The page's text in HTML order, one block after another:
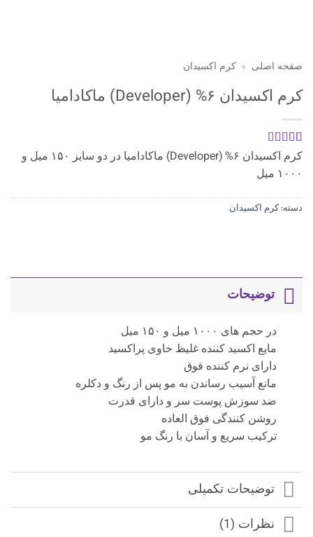
صفحه اصلی » کرم اکسیدان
کرم اکسیدان ۶% (Developer) ماکادامیا
امتیازدهی5
از 5 در
1
امتیازدهی
کرم اکسیدان ۶% (Developer) ماکادامیا در دو سایز ۱۵۰ میل و
۱۰۰۰ میل
دسته:کرم اکسیدان
توضیحات
در حجم های ۱۰۰۰ میل و ۱۵۰ میل
مایع اکسید کننده غلیظ حاوی پراکسید
دارای نرم کننده فوق
مانع آسیب رساندن به مو پس از رنگ و دکلره
ضد سوزش پوست سر و دارای قدرت
روشن کنندگی فوق العاده
ترکیب سریع و آسان با رنگ مو
توضیحات تکمیلی
نظرات (1)